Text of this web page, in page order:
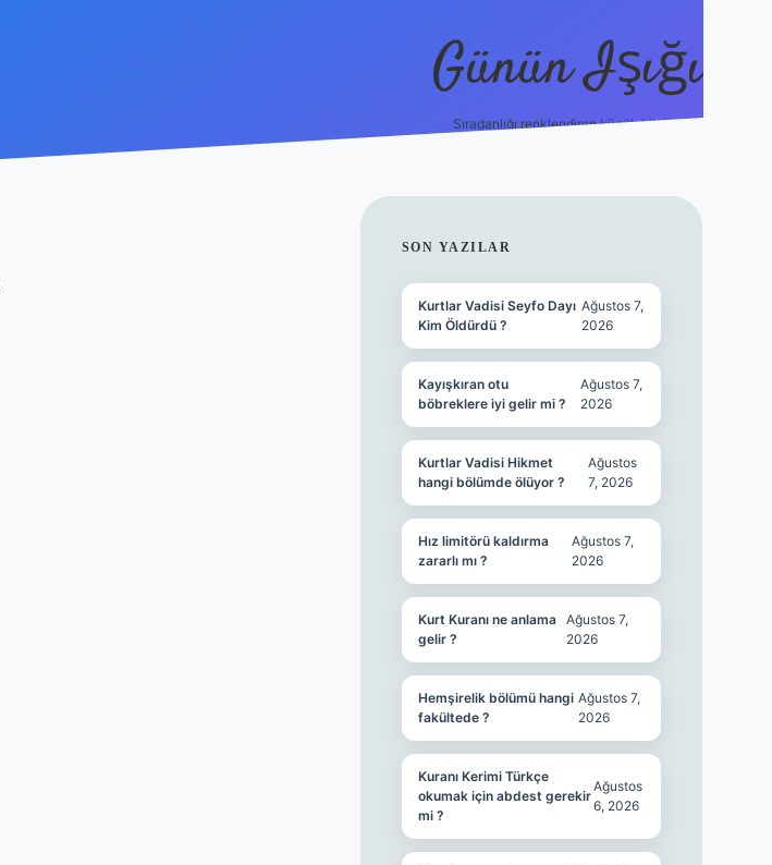
Günün Işığı
Sıradanlığı renklendiren küçük bilgiler.
SIDEBAR
SON YAZILAR
Kurtlar Vadisi Seyfo Dayı
Kim Öldürdü ?
Ağustos 7,
2026
Kayışkıran otu
böbreklere iyi gelir mi ?
Ağustos 7,
2026
Kurtlar Vadisi Hikmet
hangi bölümde ölüyor ?
Ağustos
7, 2026
Hız limitörü kaldırma
zararlı mı ?
Ağustos 7,
2026
Kurt Kuranı ne anlama
gelir ?
Ağustos 7,
2026
Hemşirelik bölümü hangi
fakültede ?
Ağustos 7,
2026
Kuranı Kerimi Türkçe
okumak için abdest gerekir
mi ?
Ağustos
6, 2026
grand opera bet